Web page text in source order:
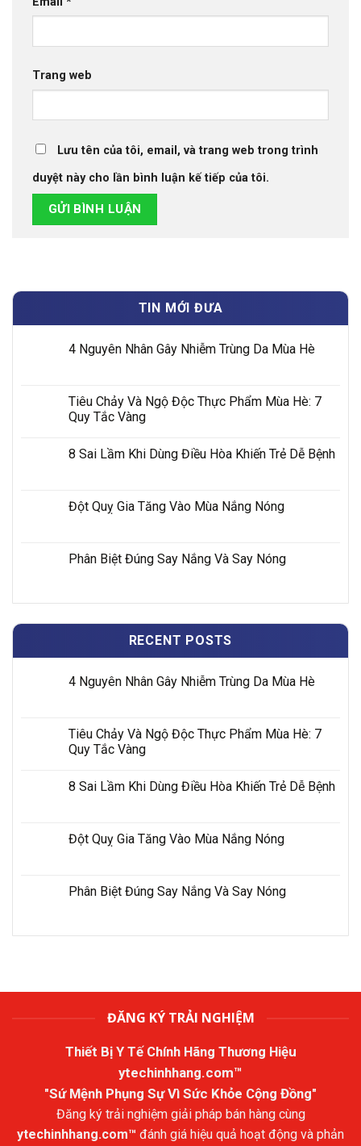
Trang web
Lưu tên của tôi, email, và trang web trong trình
duyệt này cho lần bình luận kế tiếp của tôi.
TIN MỚI ĐƯA
4 Nguyên Nhân Gây Nhiễm Trùng Da Mùa Hè
Tiêu Chảy Và Ngộ Độc Thực Phẩm Mùa Hè: 7
Quy Tắc Vàng
8 Sai Lầm Khi Dùng Điều Hòa Khiến Trẻ Dễ Bệnh
Đột Quỵ Gia Tăng Vào Mùa Nắng Nóng
Phân Biệt Đúng Say Nắng Và Say Nóng
RECENT POSTS
4 Nguyên Nhân Gây Nhiễm Trùng Da Mùa Hè
Tiêu Chảy Và Ngộ Độc Thực Phẩm Mùa Hè: 7
Quy Tắc Vàng
8 Sai Lầm Khi Dùng Điều Hòa Khiến Trẻ Dễ Bệnh
Đột Quỵ Gia Tăng Vào Mùa Nắng Nóng
Phân Biệt Đúng Say Nắng Và Say Nóng
ĐĂNG KÝ TRẢI NGHIỆM
Thiết Bị Y Tế Chính Hãng Thương Hiệu
ytechinhhang.com™
"Sứ Mệnh Phụng Sự Vì Sức Khỏe Cộng Đồng"
Đăng ký trải nghiệm giải pháp bán hàng cùng
ytechinhhang.com™ đánh giá hiệu quả hoạt động và phản